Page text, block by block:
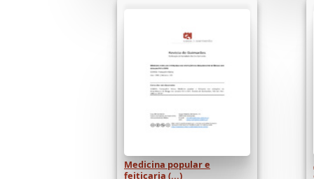
Medicina popular e
feitiçaria (...)